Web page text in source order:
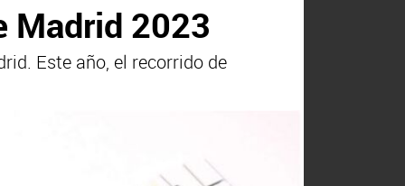
Madrid 2023
Este año, el recorrido de